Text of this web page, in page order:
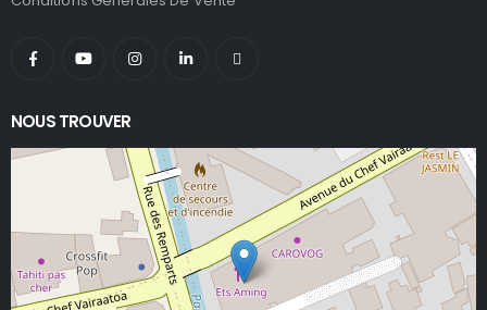
NOUS TROUVER